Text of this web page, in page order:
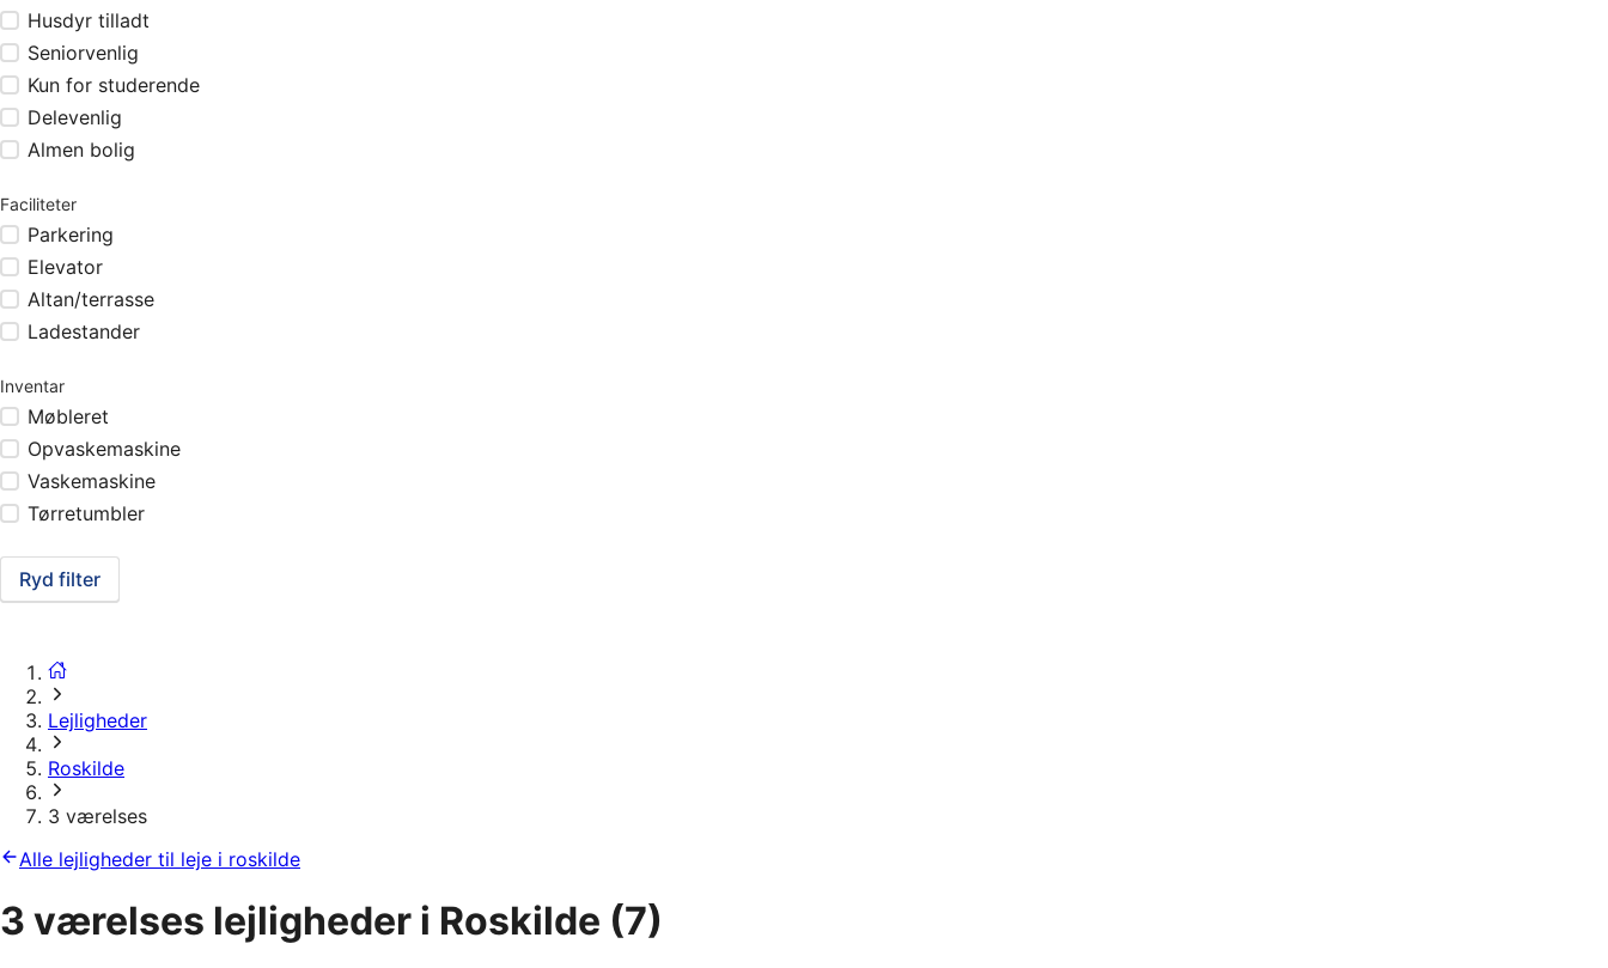
Husdyr tilladt
Seniorvenlig
Kun for studerende
Delevenlig
Almen bolig
Faciliteter
Parkering
Elevator
Altan/terrasse
Ladestander
Inventar
Møbleret
Opvaskemaskine
Vaskemaskine
Tørretumbler
Ryd filter
Lejligheder
Roskilde
3 værelses
Alle lejligheder til leje i roskilde
3 værelses lejligheder i Roskilde (7)